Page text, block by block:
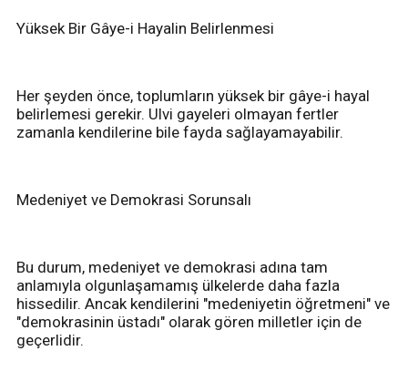
Yüksek Bir Gâye-i Hayalin Belirlenmesi
Her şeyden önce, toplumların yüksek bir gâye-i hayal
belirlemesi gerekir. Ulvi gayeleri olmayan fertler
zamanla kendilerine bile fayda sağlayamayabilir.
Medeniyet ve Demokrasi Sorunsalı
Bu durum, medeniyet ve demokrasi adına tam
anlamıyla olgunlaşamamış ülkelerde daha fazla
hissedilir. Ancak kendilerini "medeniyetin öğretmeni" ve
"demokrasinin üstadı" olarak gören milletler için de
geçerlidir.